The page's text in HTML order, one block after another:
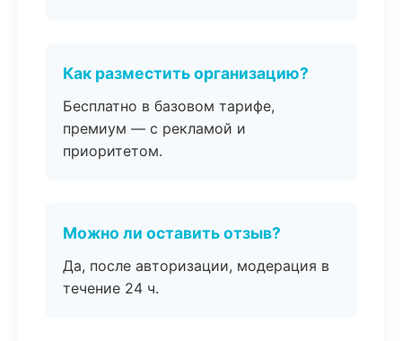
Как разместить организацию?
Бесплатно в базовом тарифе,
премиум — с рекламой и
приоритетом.
Можно ли оставить отзыв?
Да, после авторизации, модерация в
течение 24 ч.